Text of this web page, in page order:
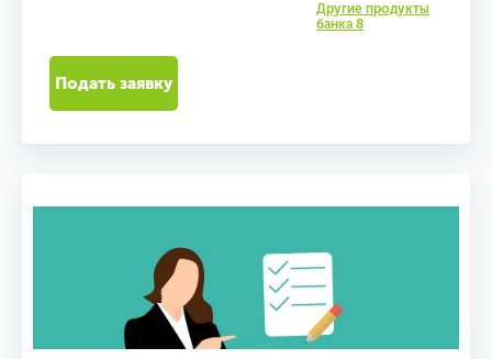
Другие продукты
банка 8
Подать заявку